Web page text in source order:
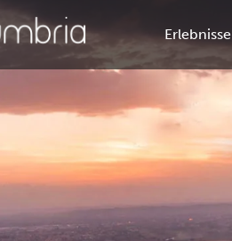
Erlebnisse